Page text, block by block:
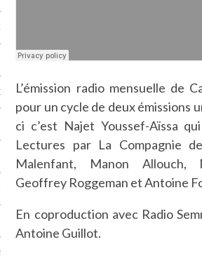
EN VOD
L’émission radio mensuelle de
pour un cycle de deux émissions
ci c’est Najet Youssef-Aïssa
Lectures par La Compagnie
Malenfant, Manon Allouch,
Geoffrey Roggeman et Antoine
En coproduction avec Radio
Antoine Guillot.